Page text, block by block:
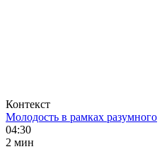
Контекст
Молодость в рамках разумного
04:30
2 мин